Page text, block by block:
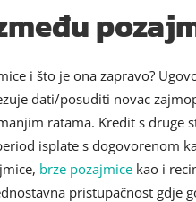
i što je ona zapravo?
dati/posuditi novac
ratama. Kredit s druge
isplate s dogovorenom
brze pozajmice kao i
pristupačnost gdje